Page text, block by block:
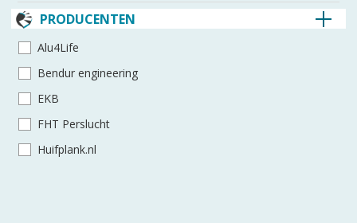
PRODUCENTEN
Alu4Life
Bendur engineering
EKB
FHT Perslucht
Huifplank.nl